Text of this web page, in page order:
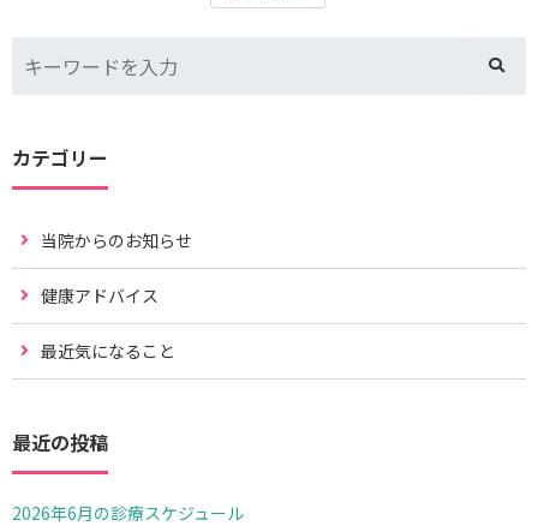
カテゴリー
当院からのお知らせ
健康アドバイス
最近気になること
最近の投稿
2026年6月の診療スケジュール